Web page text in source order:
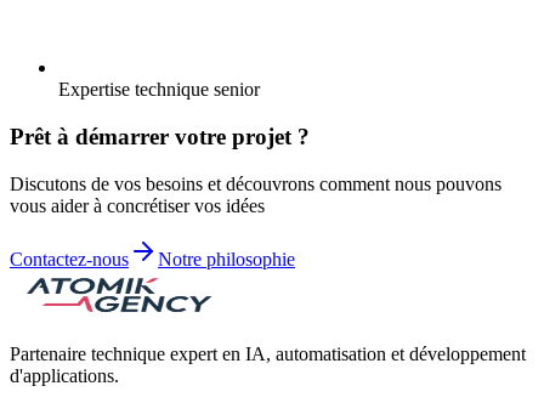
Expertise technique senior
Prêt à démarrer votre projet ?
Discutons de vos besoins et découvrons comment nous pouvons
vous aider à concrétiser vos idées
Contactez-nous Notre philosophie
Partenaire technique expert en IA, automatisation et développement
d'applications.